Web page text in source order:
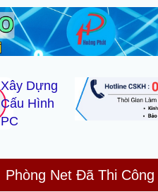
Xây Dựng
Cấu Hình
PC
Phòng Net Đã Thi Công